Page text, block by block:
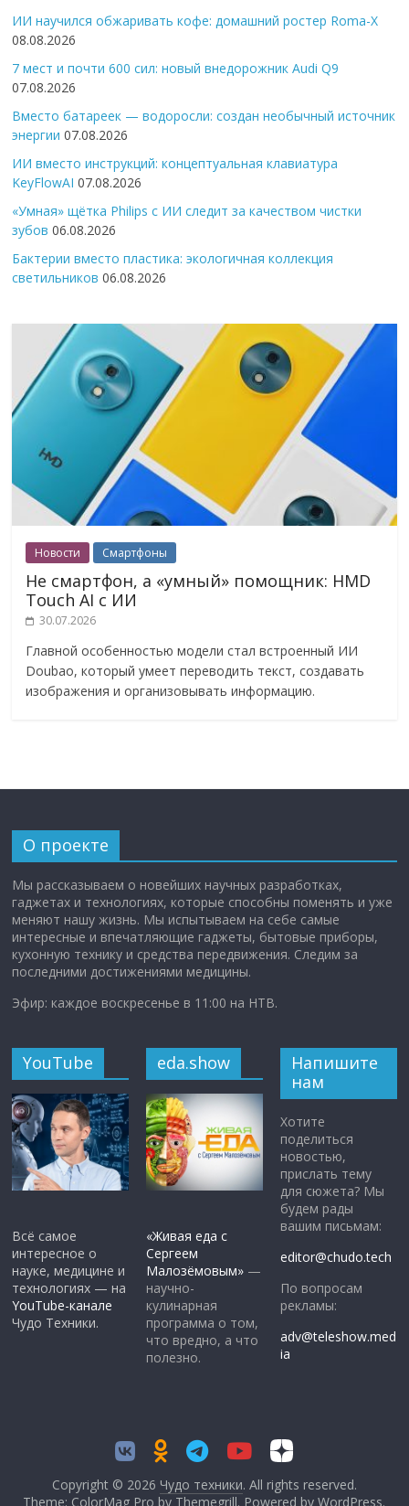
ИИ научился обжаривать кофе: домашний ростер Roma-X
08.08.2026
7 мест и почти 600 сил: новый внедорожник Audi Q9
07.08.2026
Вместо батареек — водоросли: создан необычный источник
энергии 07.08.2026
ИИ вместо инструкций: концептуальная клавиатура
KeyFlowAI 07.08.2026
«Умная» щётка Philips с ИИ следит за качеством чистки
зубов 06.08.2026
Бактерии вместо пластика: экологичная коллекция
светильников 06.08.2026
Новости Смартфоны
Не смартфон, а «умный» помощник: HMD
Touch AI с ИИ
30.07.2026
Главной особенностью модели стал встроенный ИИ
Doubao, который умеет переводить текст, создавать
изображения и организовывать информацию.
О проекте
Мы рассказываем о новейших научных разработках,
гаджетах и технологиях, которые способны поменять и уже
меняют нашу жизнь. Мы испытываем на себе самые
интересные и впечатляющие гаджеты, бытовые приборы,
кухонную технику и средства передвижения. Следим за
последними достижениями медицины.
Эфир: каждое воскресенье в 11:00 на НТВ.
YouTube
Всё самое
интересное о
науке, медицине и
технологиях — на
YouTube-канале
Чудо Техники.
eda.show
«Живая еда с
Сергеем
Малозёмовым» —
научно-
кулинарная
программа о том,
что вредно, а что
полезно.
Напишите
нам
Хотите
поделиться
новостью,
прислать тему
для сюжета? Мы
будем рады
вашим письмам:
editor@chudo.tech
По вопросам
рекламы:
adv@teleshow.med
ia
Copyright © 2026 Чудо техники. All rights reserved.
Theme: ColorMag Pro by Themegrill. Powered byWordPress.